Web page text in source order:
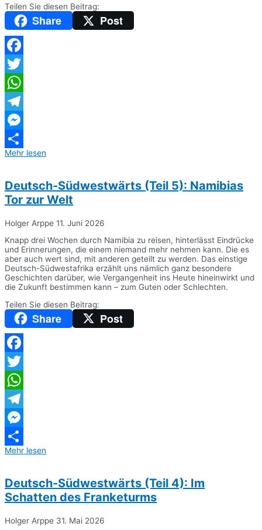
Teilen Sie diesen Beitrag:
Share Post
Facebook
Twitter
WhatsApp
Telegram
Messenger
Teilen
Mehr lesen
Deutsch-Südwestwärts (Teil 5): Namibias
Tor zur Welt
Holger Arppe 11. Juni 2026
Knapp drei Wochen durch Namibia zu reisen, hinterlässt Eindrücke
und Erinnerungen, die einem niemand mehr nehmen kann. Die es
aber auch wert sind, mit anderen geteilt zu werden. Das einstige
Deutsch-Südwestafrika erzählt uns nämlich ganz besondere
Geschichten darüber, wie Vergangenheit ins Heute hineinwirkt und
die Zukunft bestimmen kann – zum Guten oder Schlechten.
Teilen Sie diesen Beitrag:
Share Post
Facebook
Twitter
WhatsApp
Telegram
Messenger
Teilen
Mehr lesen
Deutsch-Südwestwärts (Teil 4): Im
Schatten des Franketurms
Holger Arppe 31. Mai 2026